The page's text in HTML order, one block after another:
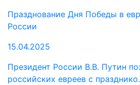
Празднование Дня Победы в
России
15.04.2025
Президент России В.В. Путин
российских евреев с